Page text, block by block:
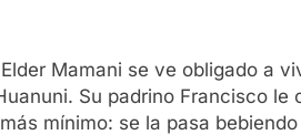
Mamani se ve obligado a
Su padrino Francisco le
mínimo: se la pasa